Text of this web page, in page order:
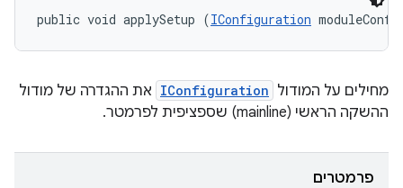
public void applySetup (IConfiguration
מחילים על המודול IConfiguration את ההגדרה של מודול
ההשקה הראשי (mainline) שספציפית לפרמטר.
פרמטרים